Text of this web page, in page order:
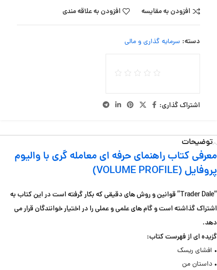
افزودن به مقایسه افزودن به علاقه مندی
دسته: سرمایه گذاری و مالی
اشتراک گذاری:
توضیحات
معرفی کتاب راهنمای حرفه ای معامله گری با والیوم
پروفایل (VOLUME PROFILE)
“Trader Dale” قوانین و روش های دقیقی که بکار گرفته است در این کتاب به
اشتراک گذاشته است و گام های علمی و عملی را در اختیار خوانندگان قرار می
دهد.
گزیده ای از فهرست کتاب:
• افشای ریسک
• داستان من